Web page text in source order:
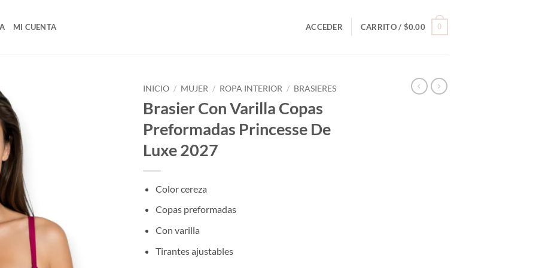
MI CUENTA ACCEDER CARRITO / $0.00 0
INICIO / MUJER / ROPA INTERIOR / BRASIERES
Brasier Con Varilla Copas
Preformadas Princesse De
Luxe 2027
Color cereza
Copas preformadas
Con varilla
Tirantes ajustables